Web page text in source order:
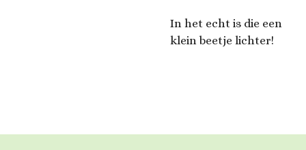
In het echt is die een
klein beetje lichter!